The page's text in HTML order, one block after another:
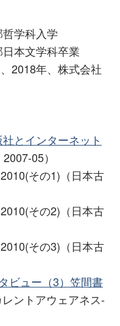
学科入学
本文学科卒業
2018年、株式会社
とインターネット
05）
その1)（日本古
その2)（日本古
その3)（日本古
ビュー（3）笠間書
レントアウェアネス-